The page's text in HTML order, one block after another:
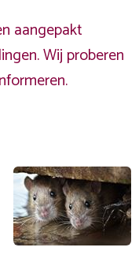
aangepakt
Wij proberen